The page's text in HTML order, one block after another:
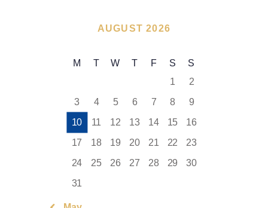
AUGUST 2026
M T W T F S
S
1
2
3
4 5 6 7 8
9
10
11 12 13 14 15
16
17
18 19 20 21 22
23
24
25 26 27 28 29
30
31